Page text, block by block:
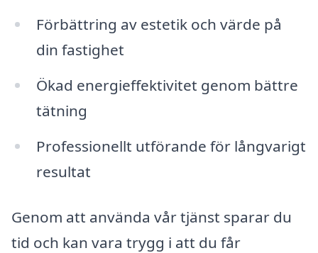
Förbättring av estetik och värde på
din fastighet
Ökad energieffektivitet genom bättre
tätning
Professionellt utförande för långvarigt
resultat
Genom att använda vår tjänst sparar du
tid och kan vara trygg i att du får